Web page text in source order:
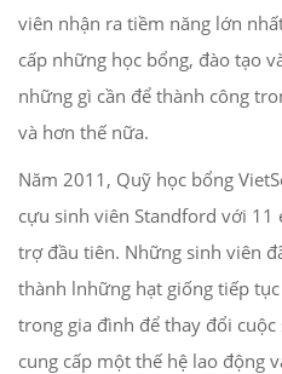
viên nhận ra tiềm năng lớn
cấp những học bổng, đào tạo
những gì cần để thành công
và hơn thế nữa.
Năm 2011, Quỹ học bổng
cựu sinh viên Standford với 11
trợ đầu tiên. Những sinh viên
thành lnhững hạt giống tiếp
trong gia đình để thay đổi
cung cấp một thế hệ lao động